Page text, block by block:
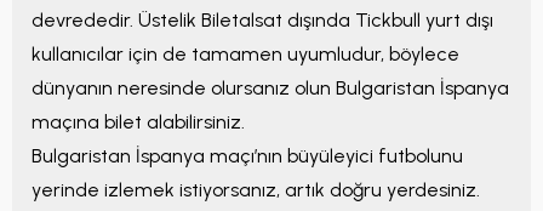
devrededir. Üstelik Biletalsat dışında Tickbull yurt dışı
kullanıcılar için de tamamen uyumludur, böylece
dünyanın neresinde olursanız olun Bulgaristan İspanya
maçına bilet alabilirsiniz.
Bulgaristan İspanya maçı’nın büyüleyici futbolunu
yerinde izlemek istiyorsanız, artık doğru yerdesiniz.